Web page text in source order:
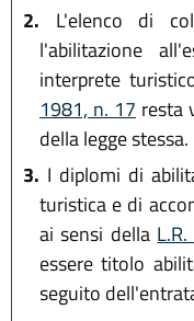
2. L'elenco di
l'abilitazione
interprete
1981, n. 17 resta
della legge stessa.
3. I diplomi di
turistica e di
ai sensi della
essere titolo
seguito